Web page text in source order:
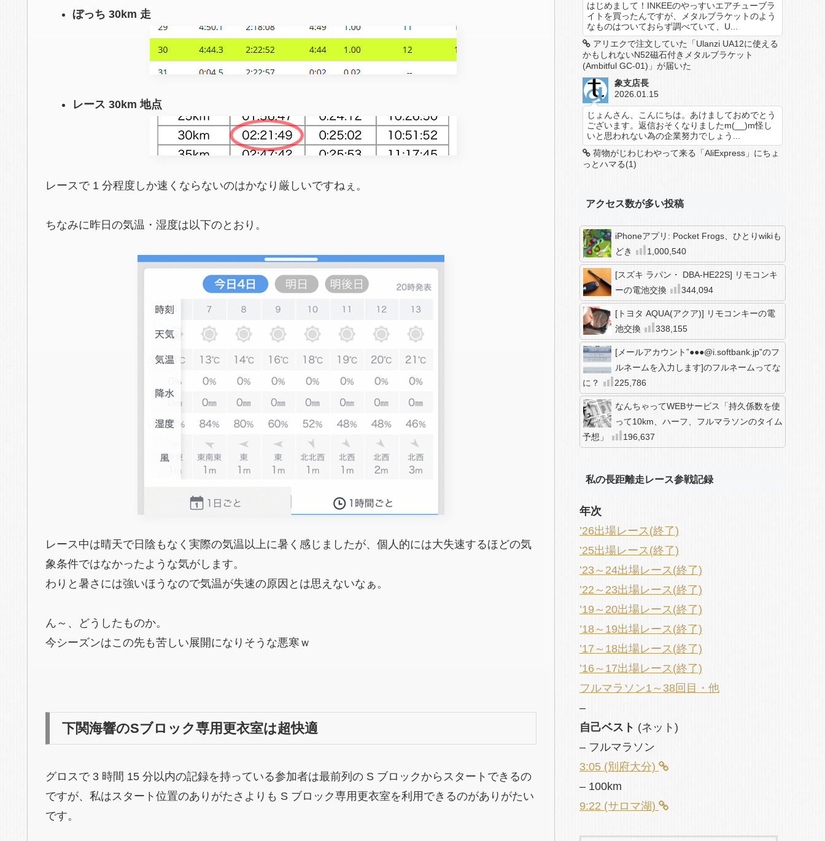
ぼっち 30km 走
レース 30km 地点
レースで 1 分程度しか速くならないのはかなり厳しいですねぇ。
ちなみに昨日の気温・湿度は以下のとおり。
レース中は晴天で日陰もなく実際の気温以上に暑く感じましたが、個人的には大失速するほどの気
象条件ではなかったような気がします。
わりと暑さには強いほうなので気温が失速の原因とは思えないなぁ。
ん～、どうしたものか。
今シーズンはこの先も苦しい展開になりそうな悪寒ｗ
下関海響のSブロック専用更衣室は超快適
グロスで 3 時間 15 分以内の記録を持っている参加者は最前列の S ブロックからスタートできるの
ですが、私はスタート位置のありがたさよりも S ブロック専用更衣室を利用できるのがありがたい
です。
はじめまして！INKEEのやっすいエアチューブラ
イトを買ったんですが、メタルブラケットのよう
なものはついておらず調べていて、U...
アリエクで注文していた「Ulanzi UA12に使える
かもしれないN52磁石付きメタルブラケット
(Ambitful GC-01)」が届いた
象支店長
2026.01.15
じょんさん、こんにちは。あけましておめでとう
ございます。返信おそくなりましたm(__)m怪し
いと思われない為の企業努力でしょう...
荷物がじわじわやって来る「AliExpress」にちょ
っとハマる(1)
アクセス数が多い投稿
iPhoneアプリ: Pocket Frogs、ひとりwikiも
どき
1,000,540
[スズキ ラパン・ DBA-HE22S] リモコンキ
ーの電池交換
344,094
[トヨタ AQUA(アクア)] リモコンキーの電
池交換
338,155
[メールアカウント”●●●@i.softbank.jp”のフ
ルネームを入力します]のフルネームってな
に？
225,786
なんちゃってWEBサービス「持久係数を使
って10km、ハーフ、フルマラソンのタイム
予想」
196,637
私の長距離走レース参戦記録
年次
’26出場レース(終了)
’25出場レース(終了)
’23～24出場レース(終了)
’22～23出場レース(終了)
’19～20出場レース(終了)
’18～19出場レース(終了)
’17～18出場レース(終了)
’16～17出場レース(終了)
フルマラソン1～38回目・他
–
自己ベスト (ネット)
– フルマラソン
3:05 (別府大分)
– 100km
9:22 (サロマ湖)